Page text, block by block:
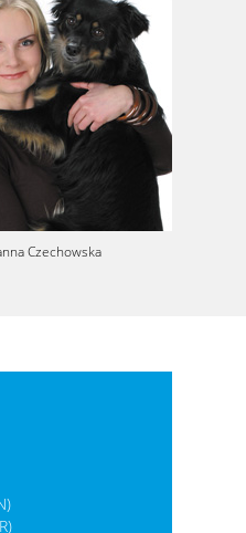
Czechowska